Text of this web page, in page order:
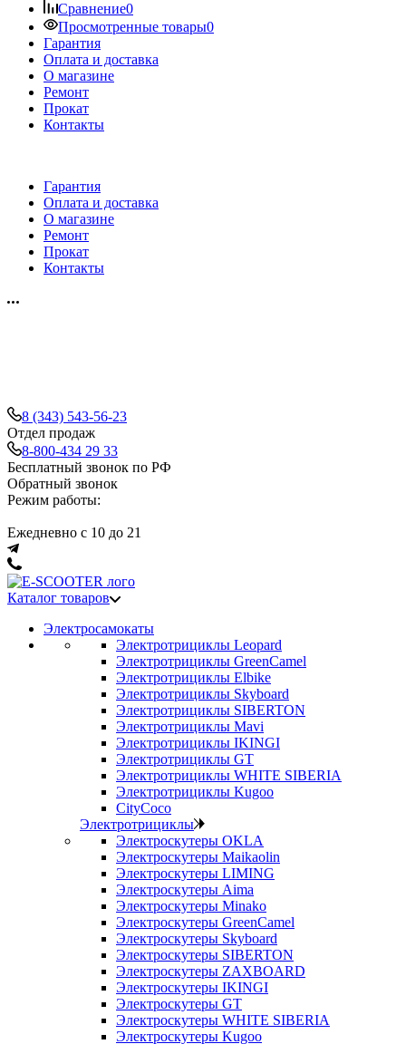
Сравнение0
Просмотренные товары0
Гарантия
Оплата и доставка
О магазине
Ремонт
Прокат
Контакты
Гарантия
Оплата и доставка
О магазине
Ремонт
Прокат
Контакты
8 (343) 543-56-23
Отдел продаж
8-800-434 29 33
Бесплатный звонок по РФ
Обратный звонок
Режим работы:
Ежедневно с 10 до 21
Каталог товаров
Электросамокаты
Электротрициклы Leopard
Электротрициклы GreenCamel
Электротрициклы Elbike
Электротрициклы Skyboard
Электротрициклы SIBERTON
Электротрициклы Mavi
Электротрициклы IKINGI
Электротрициклы GT
Электротрициклы WHITE SIBERIA
Электротрициклы Kugoo
CityCoco
Электротрициклы
Электроскутеры OKLA
Электроскутеры Maikaolin
Электроскутеры LIMING
Электроскутеры Aima
Электроскутеры Minako
Электроскутеры GreenCamel
Электроскутеры Skyboard
Электроскутеры SIBERTON
Электроскутеры ZAXBOARD
Электроскутеры IKINGI
Электроскутеры GT
Электроскутеры WHITE SIBERIA
Электроскутеры Kugoo